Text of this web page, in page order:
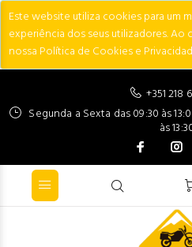
Este website utiliza cookies para um
experiência dos seus utilizadores. Ao
nossa Política de Cookies e
+351 218
Segunda a Sexta das 09:30 às
às